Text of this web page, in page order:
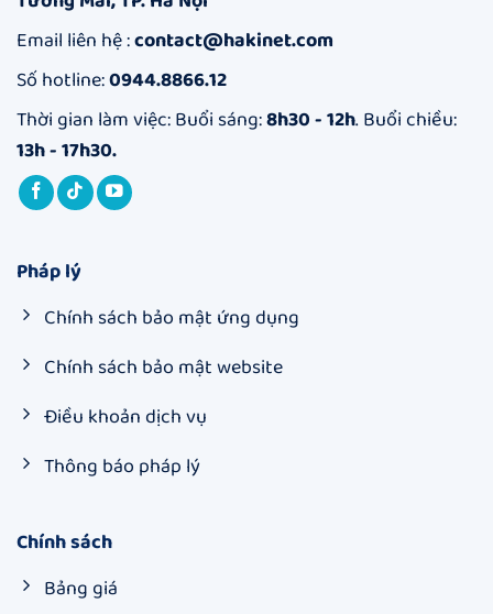
Hiệu
Quả
Giám
Sát
An
Email liên hệ :contact@hakinet.com
Số hotline:0944.8866.12
Thời gian làm việc: Buổi sáng:8h30 - 12h. Buổi chiều:
13h - 17h30.
Pháp lý
Chính sách bảo mật ứng dụng
Chính sách bảo mật website
Điều khoản dịch vụ
Thông báo pháp lý
Chính sách
Bảng giá